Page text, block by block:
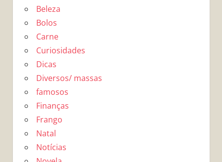
Beleza
Bolos
Carne
Curiosidades
Dicas
Diversos/ massas
famosos
Finanças
Frango
Natal
Notícias